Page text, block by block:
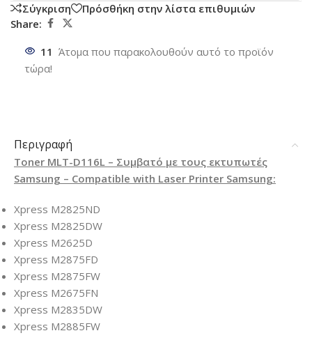
Σύγκριση
Πρόσθήκη στην λίστα επιθυμιών
Share:
11 Άτομα που παρακολουθούν αυτό το προϊόν
τώρα!
Περιγραφή
Toner MLT-D116L – Συμβατό με τους εκτυπωτές
Samsung – Compatible with Laser Printer Samsung:
Xpress M2825ND
Xpress M2825DW
Xpress M2625D
Xpress M2875FD
Xpress M2875FW
Xpress M2675FN
Xpress M2835DW
Xpress M2885FW